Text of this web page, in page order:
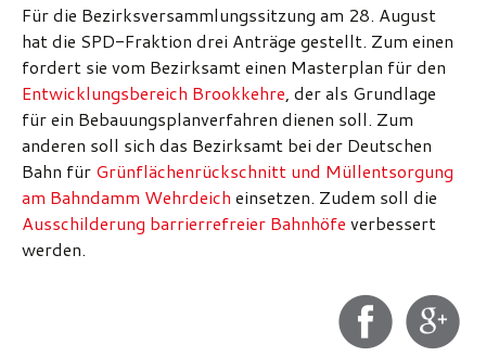
Für die Bezirksversammlungssitzung am 28. August
hat die SPD-Fraktion drei Anträge gestellt. Zum einen
fordert sie vom Bezirksamt einen Masterplan für den
Entwicklungsbereich Brookkehre , der als Grundlage
für ein Bebauungsplanverfahren dienen soll. Zum
anderen soll sich das Bezirksamt bei der Deutschen
Bahn für Grünflächenrückschnitt und Müllentsorgung
am Bahndamm Wehrdeich einsetzen. Zudem soll die
Ausschilderung barrierrefreier Bahnhöfe verbessert
werden.